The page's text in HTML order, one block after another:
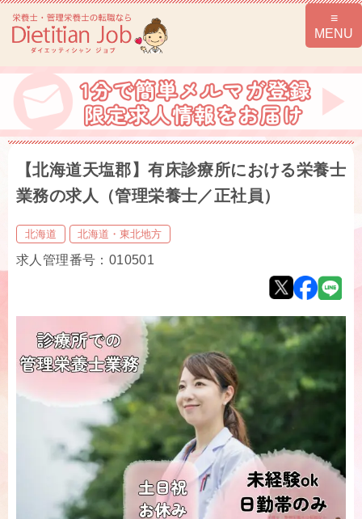
【北海道天塩郡】有床診療所における栄養士
業務の求人（管理栄養士／正社員）
北海道 北海道・東北地方
求人管理番号：010501